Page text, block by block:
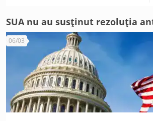
SUA nu au susținut rezoluția
06/03